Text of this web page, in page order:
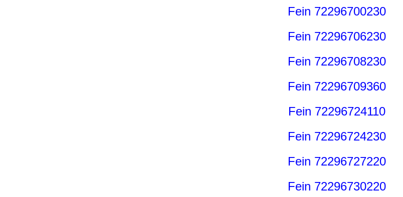
Fein 72296700230
Fein 72296706230
Fein 72296708230
Fein 72296709360
Fein 72296724110
Fein 72296724230
Fein 72296727220
Fein 72296730220